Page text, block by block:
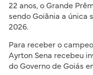
22 anos, o Grande
sendo Goiânia a única
2026.
Para receber o
Ayrton Sena recebeu
do Governo de Goiás